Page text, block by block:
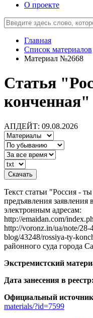
О проекте
Главная
Список материалов
Материал №2668
Статья
конченная"
АПДЕЙТ: 09.08.2026
Текст статьи "Россия -
предъявления заявления
электронным адресам:
http://emaidan.com/
http://voronz.in/ua/note/28-
blog/43248/rossiya-ty-
районного суда города
Экстремистский
Дата занесения в реестр:
Официальный
materials/?id=7599